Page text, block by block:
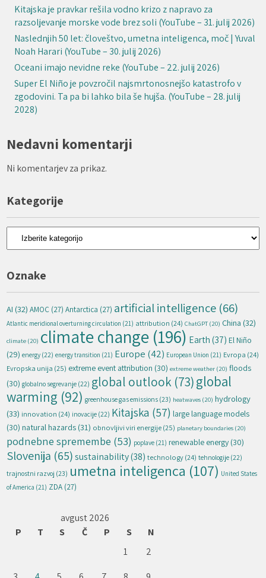
Kitajska je pravkar rešila vodno krizo z napravo za
razsoljevanje morske vode brez soli (YouTube – 31. julij 2026)
Naslednjih 50 let: človeštvo, umetna inteligenca, moč | Yuval
Noah Harari (YouTube – 30. julij 2026)
Oceani imajo nevidne reke (YouTube – 22. julij 2026)
Super El Niño je povzročil najsmrtonosnejšo katastrofo v
zgodovini. Ta pa bi lahko bila še hujša. (YouTube – 28. julij
2028)
Nedavni komentarji
Ni komentarjev za prikaz.
Kategorije
Kategorije
Oznake
AI (32) AMOC (27) Antarctica (27) artificial intelligence (66)
Atlantic meridional overturning circulation (21) attribution (24) ChatGPT (20) China (32)
climate (20) climate change (196) Earth (37) El Niño
(29) energy (22) energy transition (21) Europe (42) European Union (21) Evropa (24)
Evropska unija (25) extreme event attribution (30) extreme weather (20) floods
(30) globalno segrevanje (22) global outlook (73)global
warming (92) greenhouse gas emissions (23) heatwaves (20) hydrology
(33) innovation (24) inovacije (22) Kitajska (57) large language models
(30) natural hazards (31) obnovljivi viri energije(25) planetary boundaries (20)
podnebne spremembe (53) poplave (21) renewable energy (30)
Slovenija (65) sustainability(38) technology(24) tehnologije (22)
trajnostni razvoj (23) umetna inteligenca (107) United States
of America (21) ZDA (27)
avgust 2026
P
T S Č P S
N
1
2